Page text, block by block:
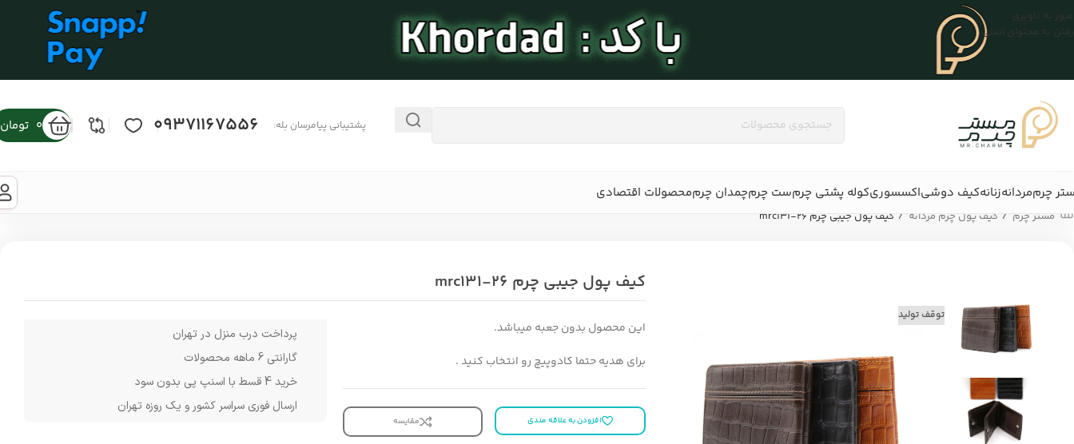
عبور به ناوبری
رفتن به محتوای اصلی
پشتیبانی پیامرسان بله: 09371167556
0 تومان
چرممردانهزنانهکیف دوشیاکسسوریکوله پشتی چرمست چرمچمدان چرممحصولات اقتصادی
مستر چرم / کیف پول چرم مردانه / کیف پول جیبی چرم mrc131-26
توقف تولید
کیف پول جیبی چرم mrc131-26
این محصول بدون جعبه میباشد.
برای هدیه حتما کادوپیچ رو انتخاب کنید .
افزودن به علاقه مندی مقایسه
پرداخت درب منزل در تهران
گارانتی 6 ماهه محصولات
خرید 4 قسط با اسنپ پی بدون سود
ارسال فوری سراسر کشور و یک روزه تهران